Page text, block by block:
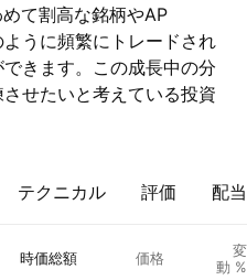
て割高な銘柄やAP
うに頻繁にトレードされ
きます。この成長中の分
せたいと考えている投資
テクニカル 評価 配当
時価総額 価格
変
動 %